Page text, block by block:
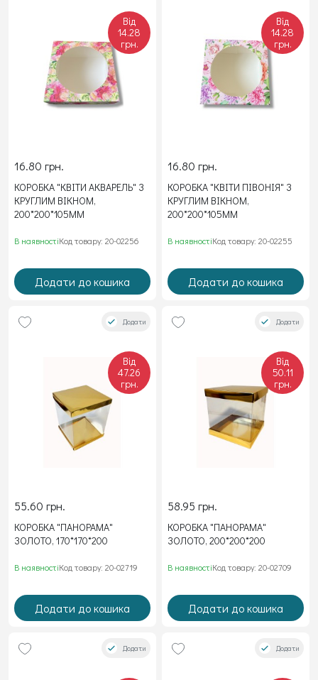
Від
14.28
грн.
16.80 грн.
КОРОБКА "КВІТИ АКВАРЕЛЬ" З
КРУГЛИМ ВІКНОМ,
200*200*105ММ
В наявностіКод товару: 20-02256
Додати до кошика
Від
14.28
грн.
16.80 грн.
КОРОБКА "КВІТИ ПІВОНІЯ" З
КРУГЛИМ ВІКНОМ,
200*200*105ММ
В наявностіКод товару: 20-02255
Додати до кошика
Додати
Від
47.26
грн.
55.60 грн.
КОРОБКА "ПАНОРАМА"
ЗОЛОТО, 170*170*200
В наявностіКод товару: 20-02719
Додати до кошика
Додати
Від
50.11
грн.
58.95 грн.
КОРОБКА "ПАНОРАМА"
ЗОЛОТО, 200*200*200
В наявностіКод товару: 20-02709
Додати до кошика
Додати Додати